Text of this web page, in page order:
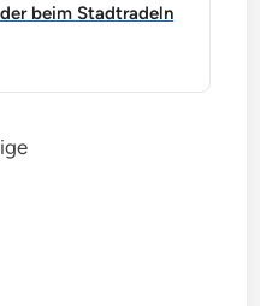
beim Stadtradeln